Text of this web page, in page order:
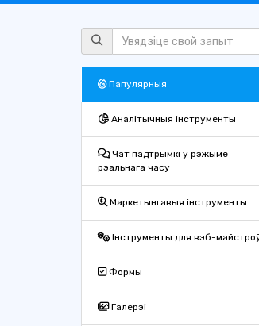
Папулярныя
Аналітычныя інструменты
Чат падтрымкі ў рэжыме
рэальнага часу
Маркетынгавыя інструменты
Інструменты для вэб-
Формы
Галерэі